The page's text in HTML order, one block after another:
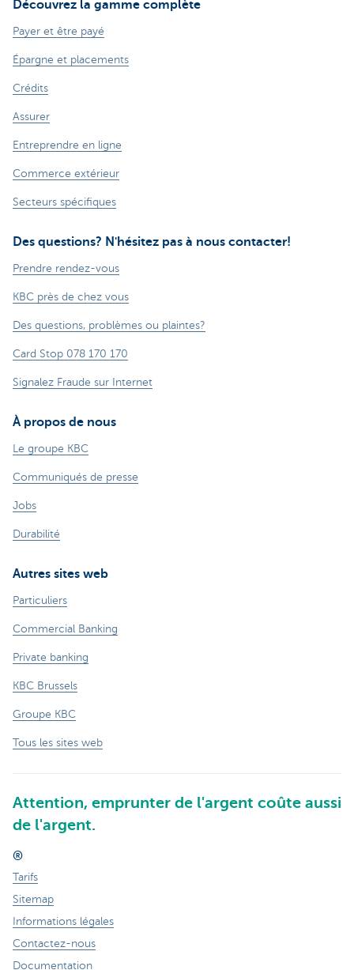
Découvrez la gamme complète
Payer et être payé
Épargne et placements
Crédits
Assurer
Entreprendre en ligne
Commerce extérieur
Secteurs spécifiques
Des questions? N'hésitez pas à nous contacter!
Prendre rendez-vous
KBC près de chez vous
Des questions, problèmes ou plaintes?
Card Stop 078 170 170
Signalez Fraude sur Internet
À propos de nous
Le groupe KBC
Communiqués de presse
Jobs
Durabilité
Autres sites web
Particuliers
Commercial Banking
Private banking
KBC Brussels
Groupe KBC
Tous les sites web
Attention, emprunter de l'argent coûte aussi
de l'argent.
®
Tarifs
Sitemap
Informations légales
Contactez-nous
Documentation